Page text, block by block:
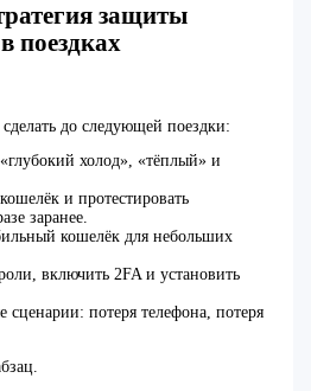
защиты
поездках
до следующей поездки:
холод», «тёплый» и
и протестировать
заранее.
кошелёк для небольших
включить 2FA и установить
сценарии: потеря телефона, потеря